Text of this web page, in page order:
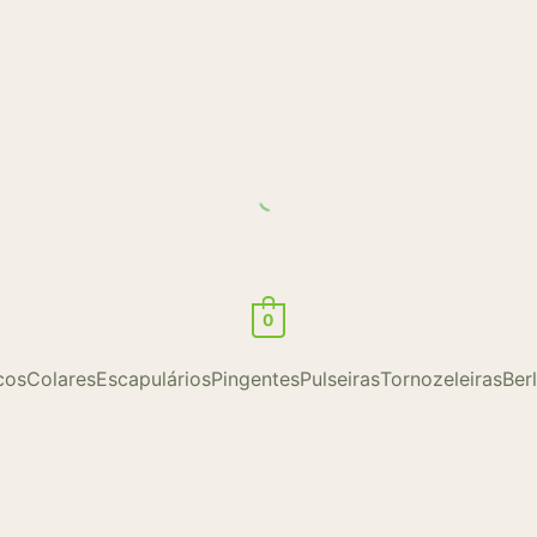
0
ColaresEscapuláriosPingentesPulseirasTornozeleiras